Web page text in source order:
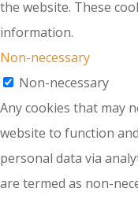
the website. These
information.
Non-necessary
Non-necessary
Any cookies that may
website to function
personal data via
are termed as non-